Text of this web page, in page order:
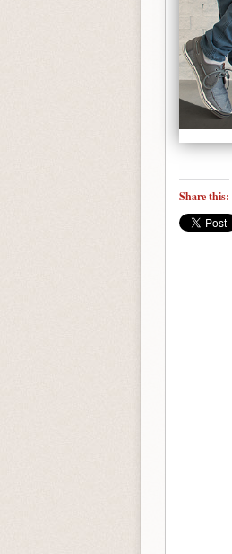
Share this: